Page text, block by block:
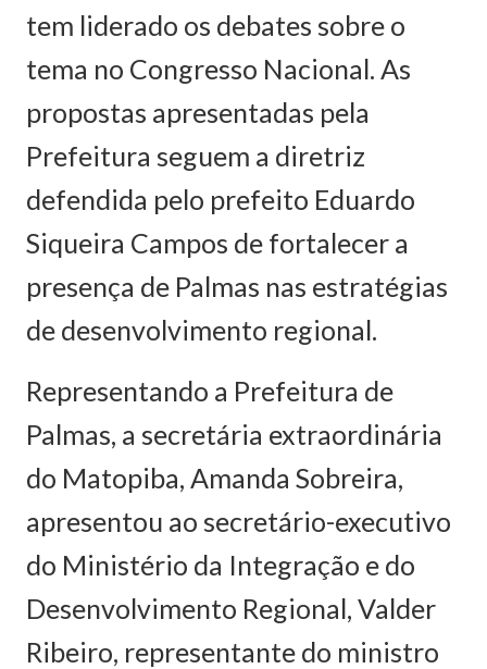
tem liderado os debates sobre o
tema no Congresso Nacional. As
propostas apresentadas pela
Prefeitura seguem a diretriz
defendida pelo prefeito Eduardo
Siqueira Campos de fortalecer a
presença de Palmas nas estratégias
de desenvolvimento regional.
Representando a Prefeitura de
Palmas, a secretária extraordinária
do Matopiba, Amanda Sobreira,
apresentou ao secretário-executivo
do Ministério da Integração e do
Desenvolvimento Regional, Valder
Ribeiro, representante do ministro